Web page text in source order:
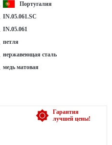
Португалия
IN.05.061.SC
IN.05.061
петля
нержавеющая сталь
медь матовая
Гарантия
лучшей цены!